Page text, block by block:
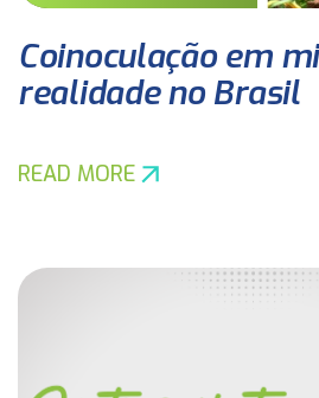
Coinoculação em
realidade no Brasil
READ MORE